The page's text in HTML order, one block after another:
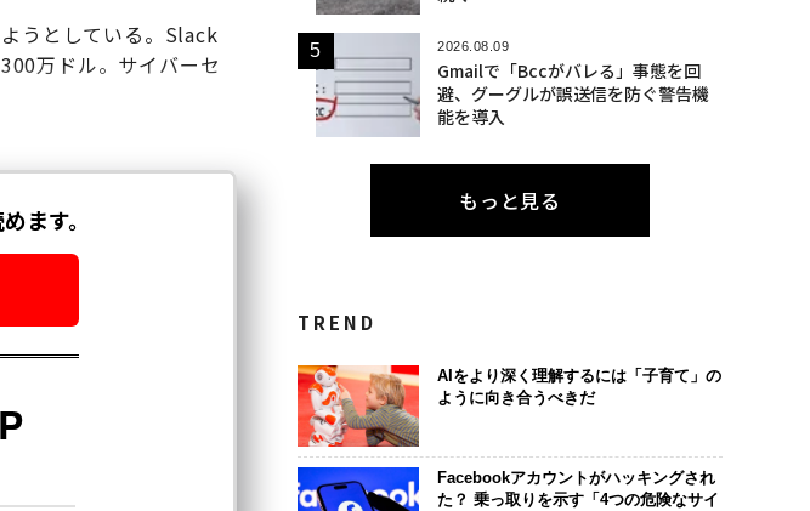
うとしている。Slack
万ドル。サイバーセ
2026.08.09
Gmailで「Bccがバレる」事態を回
避、グーグルが誤送信を防ぐ警告機
能を導入
もっと見る
TREND
AIをより深く理解するには「子育て」の
ように向き合うべきだ
Facebookアカウントがハッキングされ
た？ 乗っ取りを示す「4つの危険なサイ